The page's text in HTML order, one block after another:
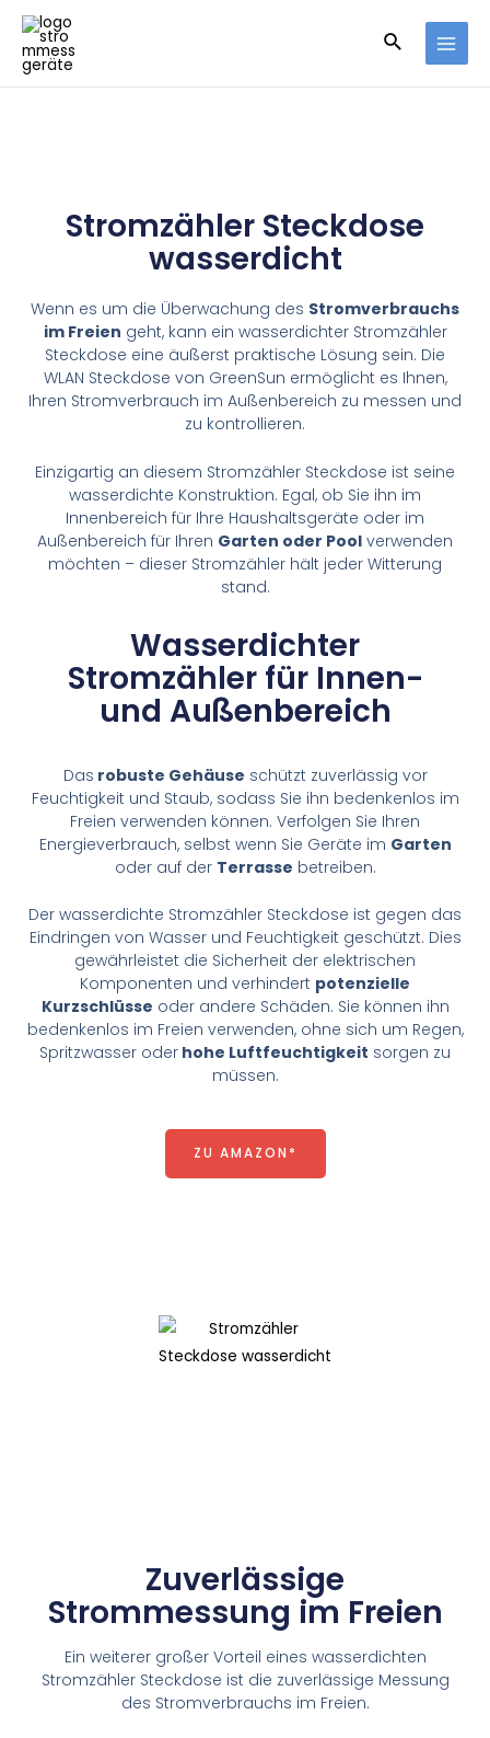
Stromzähler Steckdose
wasserdicht
Wenn es um die Überwachung des Stromverbrauchs
im Freien geht, kann ein wasserdichter Stromzähler
Steckdose eine äußerst praktische Lösung sein. Die
WLAN Steckdose von GreenSun ermöglicht es Ihnen,
Ihren Stromverbrauch im Außenbereich zu messen und
zu kontrollieren.
Einzigartig an diesem Stromzähler Steckdose ist seine
wasserdichte Konstruktion. Egal, ob Sie ihn im
Innenbereich für Ihre Haushaltsgeräte oder im
Außenbereich für Ihren Garten oder Pool verwenden
möchten – dieser Stromzähler hält jeder Witterung
stand.
Wasserdichter
Stromzähler für Innen-
und Außenbereich
Das robuste Gehäuse schützt zuverlässig vor
Feuchtigkeit und Staub, sodass Sie ihn bedenkenlos im
Freien verwenden können. Verfolgen Sie Ihren
Energieverbrauch, selbst wenn Sie Geräte im Garten
oder auf der Terrasse betreiben.
Der wasserdichte Stromzähler Steckdose ist gegen das
Eindringen von Wasser und Feuchtigkeit geschützt. Dies
gewährleistet die Sicherheit der elektrischen
Komponenten und verhindert potenzielle
Kurzschlüsse oder andere Schäden. Sie können ihn
bedenkenlos im Freien verwenden, ohne sich um Regen,
Spritzwasser oder hohe Luftfeuchtigkeit sorgen zu
müssen.
ZU AMAZON*
Zuverlässige
Strommessung im Freien
Ein weiterer großer Vorteil eines wasserdichten
Stromzähler Steckdose ist die zuverlässige Messung
des Stromverbrauchs im Freien.